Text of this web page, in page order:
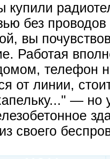
купили
без
вы
Работая
телефон
от линии,
— но
своего